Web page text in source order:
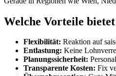
Welche Vorteile
Flexibilität: Reaktion auf
Entlastung: Keine
Planungssicherheit:
Transparente Kosten: Fix